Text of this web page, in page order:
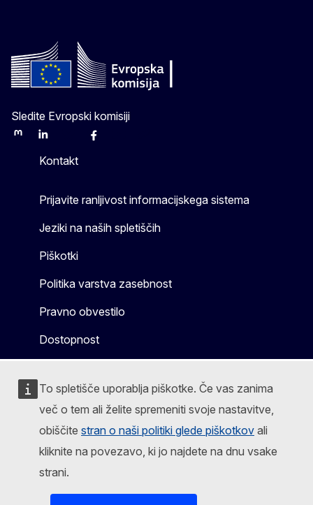
To spletišče uporablja piškotke. Če vas zanima
več o tem ali želite spremeniti svoje nastavitve,
obiščite stran o naši politiki glede piškotkov ali
kliknite na povezavo, ki jo najdete na dnu vsake
strani.
Sledite Evropski komisiji
MastodonLinkedInBlueskyFacebook
Kontakt
Prijavite ranljivost informacijskega sistema
Jeziki na naših spletiščih
Piškotki
Politika varstva zasebnost
Pravno obvestilo
Dostopnost